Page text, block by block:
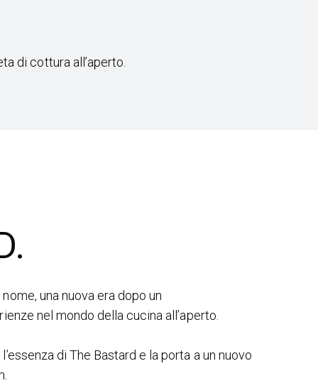
di cottura all’aperto.
una nuova era dopo un
nel mondo della cucina all’aperto.
di The Bastard e la porta a un nuovo